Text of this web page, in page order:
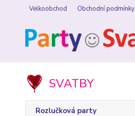
Velkoobchod Obchodní podmínky
SVATBY
Rozlučková party